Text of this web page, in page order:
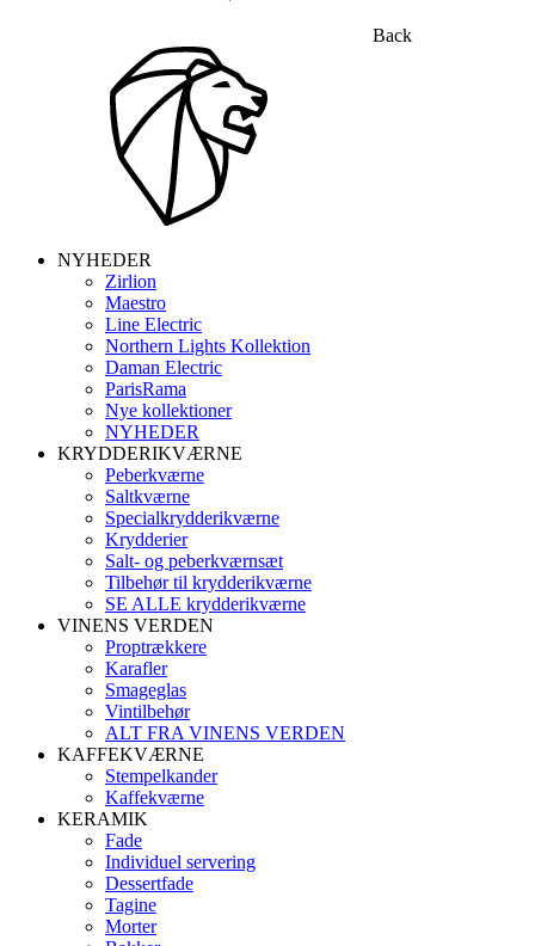
Back
NYHEDER
Zirlion
Maestro
Line Electric
Northern Lights Kollektion
Daman Electric
ParisRama
Nye kollektioner
NYHEDER
KRYDDERIKVÆRNE
Peberkværne
Saltkværne
Specialkrydderikværne
Krydderier
Salt- og peberkværnsæt
Tilbehør til krydderikværne
SE ALLE krydderikværne
VINENS VERDEN
Proptrækkere
Karafler
Smageglas
Vintilbehør
ALT FRA VINENS VERDEN
KAFFEKVÆRNE
Stempelkander
Kaffekværne
KERAMIK
Fade
Individuel servering
Dessertfade
Tagine
Morter